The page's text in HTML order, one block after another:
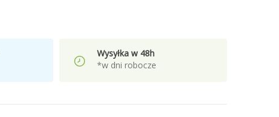
Wysyłka w 48h
*w dni robocze